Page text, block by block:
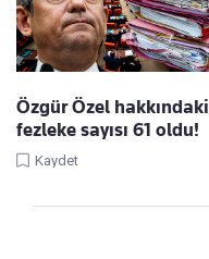
Özgür Özel hakkındaki
fezleke sayısı 61 oldu!
Kaydet